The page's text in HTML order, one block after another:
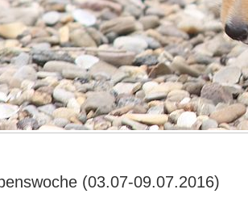
(03.07-09.07.2016)